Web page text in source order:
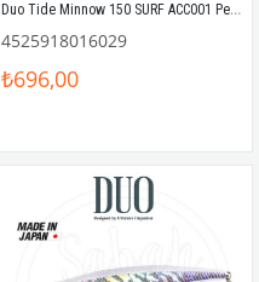
Duo Tide Minnow 150 SURF ACC001 Pearl Red Head
4525918016029
₺696,00